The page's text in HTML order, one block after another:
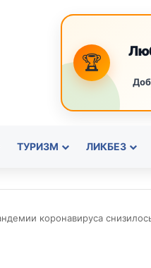
🏆
ТУРИЗМ ЛИКБЕЗ
коронавируса